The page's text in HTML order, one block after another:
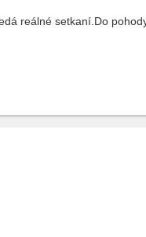
reálné setkaní.Do